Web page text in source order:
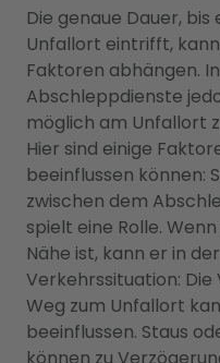
Die genaue Dauer,
Unfallort eintrifft,
Faktoren abhängen.
Abschleppdienste
möglich am Unfallort
Hier sind einige
beeinflussen können:
zwischen dem
spielt eine Rolle.
Nähe ist, kann er in
Verkehrssituation:
Weg zum Unfallort
beeinflussen. Staus